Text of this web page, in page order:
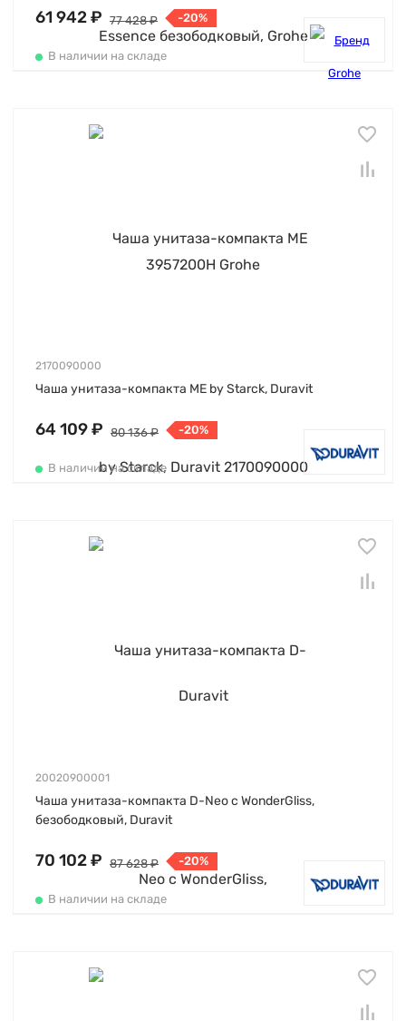
61 942 ₽ 77 428 ₽ -20%
В наличии на складе
2170090000
Чаша унитаза-компакта ME by Starck, Duravit
64 109 ₽ 80 136 ₽ -20%
В наличии на складе
20020900001
Чаша унитаза-компакта D-Neo с WonderGliss,
безободковый, Duravit
70 102 ₽ 87 628 ₽ -20%
В наличии на складе